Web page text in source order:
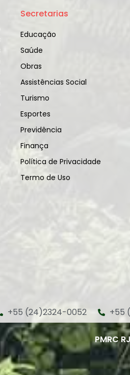
Secretarias
Educação
Saúde
Obras
Assistências Social
Turismo
Esportes
Previdência
Finança
Política de Privacidade
Termo de Uso
+55 (24)2324-0052 +55
PMRC